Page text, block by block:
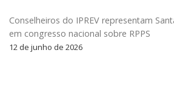
Conselheiros do IPREV representam
em congresso nacional sobre RPPS
12 de junho de 2026